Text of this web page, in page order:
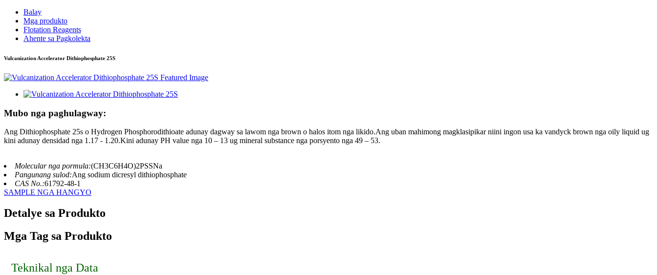
Balay
Mga produkto
Flotation Reagents
Ahente sa Pagkolekta
Vulcanization Accelerator Dithiophosphate 25S
Mubo nga paghulagway:
Ang Dithiophosphate 25s o Hydrogen Phosphorodithioate adunay dagway sa lawom nga brown o halos itom nga likido.Ang uban mahimong magklasipikar niini ingon usa ka vandyck brown nga oily liquid ug
kini adunay densidad nga 1.17 - 1.20.Kini adunay PH value nga 10 – 13 ug mineral substance nga porsyento nga 49 – 53.
Molecular nga pormula:(CH3C6H4O)2PSSNa
Pangunang sulod:Ang sodium dicresyl dithiophosphate
CAS No.:61792-48-1
SAMPLE NGA HANGYO
Detalye sa Produkto
Mga Tag sa Produkto
Teknikal nga Data